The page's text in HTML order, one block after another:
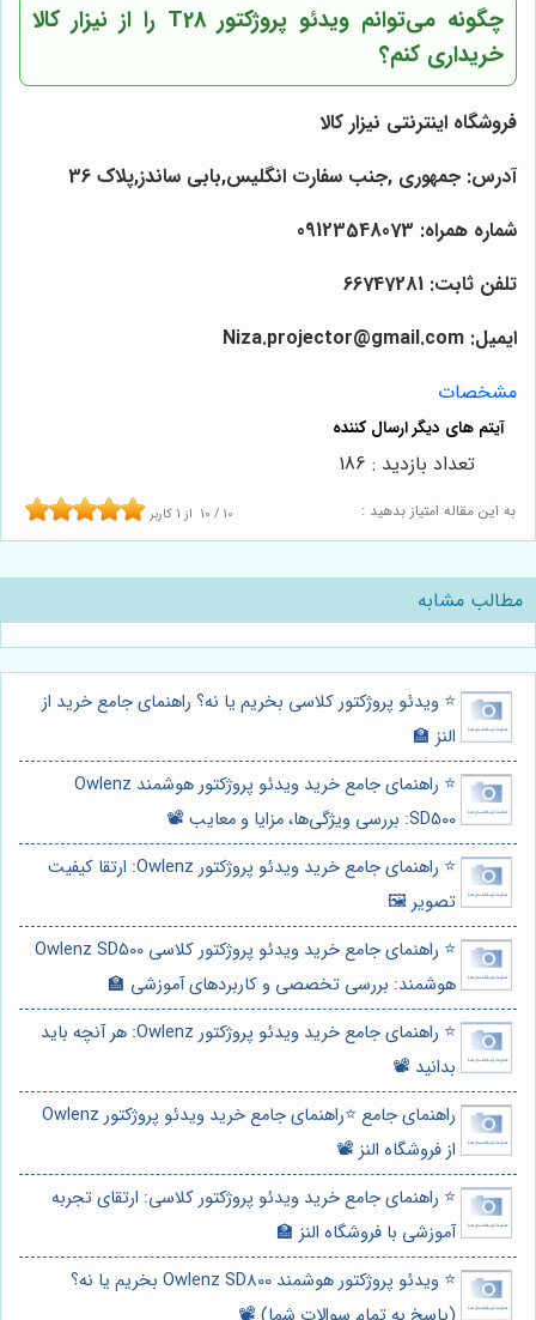
چگونه می‌توانم ویدئو پروژکتور T28 را از
نیزار کالا
خریداری کنم؟
فروشگاه اینترنتی نیزار کالا
آدرس: جمهوری ,جنب سفارت انگلیس,بابی ساندز,پلاک 36
شماره همراه: 09123548073
تلفن ثابت: 66747281
ایمیل: Niza.projector@gmail.com
مشخصات
به این مقاله امتیاز بدهید : 10 / 10 از 1 کاربر
تعداد بازدید : 186
مطالب مشابه
⭐️ ویدئو پروژکتور کلاسی بخریم یا نه؟ راهنمای جامع خرید از
النز 🏫
⭐️ راهنمای جامع خرید ویدئو پروژکتور هوشمند Owlenz
SD500: بررسی ویژگی‌ها، مزایا و معایب 📽️
⭐️ راهنمای جامع خرید ویدئو پروژکتور Owlenz: ارتقا کیفیت
تصویر 🖼️
⭐️ راهنمای جامع خرید ویدئو پروژکتور کلاسی Owlenz SD500
هوشمند: بررسی تخصصی و کاربردهای آموزشی 🏫
⭐️ راهنمای جامع خرید ویدئو پروژکتور Owlenz: هر آنچه باید
بدانید 📽️
راهنمای جامع ⭐️راهنمای جامع خرید ویدئو پروژکتور Owlenz
از فروشگاه النز 📽️
⭐️ راهنمای جامع خرید ویدئو پروژکتور کلاسی: ارتقای تجربه
آموزشی با فروشگاه النز 🏫
⭐️ ویدئو پروژکتور هوشمند Owlenz SD800 بخریم یا نه؟